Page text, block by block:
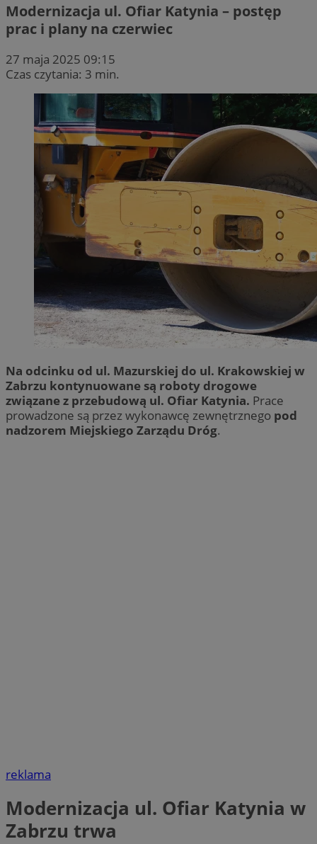
Modernizacja ul. Ofiar Katynia – postęp
prac i plany na czerwiec
27 maja 2025 09:15
Czas czytania: 3 min.
Na odcinku od ul. Mazurskiej do ul. Krakowskiej w
Zabrzu kontynuowane są roboty drogowe
związane z przebudową ul. Ofiar Katynia. Prace
prowadzone są przez wykonawcę zewnętrznego pod
nadzorem Miejskiego Zarządu Dróg.
reklama
Modernizacja ul. Ofiar Katynia w
Zabrzu trwa